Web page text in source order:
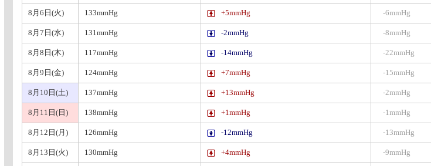
8月6日(火) 133mmHg +5mmHg -6mmHg
8月7日(水) 131mmHg -2mmHg -8mmHg
8月8日(木) 117mmHg -14mmHg -22mmHg
8月9日(金) 124mmHg +7mmHg -15mmHg
8月10日(土) 137mmHg +13mmHg -2mmHg
8月11日(日) 138mmHg +1mmHg -1mmHg
8月12日(月) 126mmHg -12mmHg -13mmHg
8月13日(火) 130mmHg +4mmHg -9mmHg